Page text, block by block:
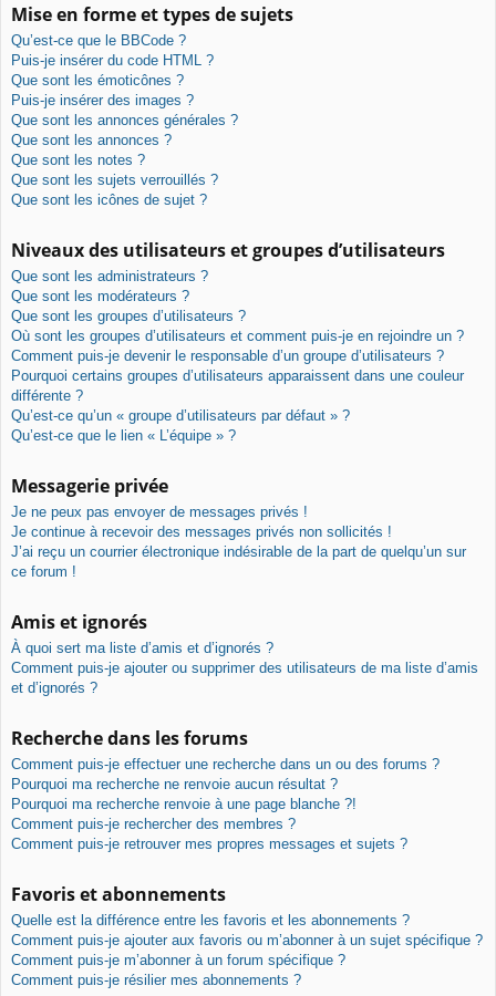
Mise en forme et types de sujets
Qu’est-ce que le BBCode ?
Puis-je insérer du code HTML ?
Que sont les émoticônes ?
Puis-je insérer des images ?
Que sont les annonces générales ?
Que sont les annonces ?
Que sont les notes ?
Que sont les sujets verrouillés ?
Que sont les icônes de sujet ?
Niveaux des utilisateurs et groupes d’utilisateurs
Que sont les administrateurs ?
Que sont les modérateurs ?
Que sont les groupes d’utilisateurs ?
Où sont les groupes d’utilisateurs et comment puis-je en rejoindre un ?
Comment puis-je devenir le responsable d’un groupe d’utilisateurs ?
Pourquoi certains groupes d’utilisateurs apparaissent dans une couleur
différente ?
Qu’est-ce qu’un « groupe d’utilisateurs par défaut » ?
Qu’est-ce que le lien « L’équipe » ?
Messagerie privée
Je ne peux pas envoyer de messages privés !
Je continue à recevoir des messages privés non sollicités !
J’ai reçu un courrier électronique indésirable de la part de quelqu’un sur
ce forum !
Amis et ignorés
À quoi sert ma liste d’amis et d’ignorés ?
Comment puis-je ajouter ou supprimer des utilisateurs de ma liste d’amis
et d’ignorés ?
Recherche dans les forums
Comment puis-je effectuer une recherche dans un ou des forums ?
Pourquoi ma recherche ne renvoie aucun résultat ?
Pourquoi ma recherche renvoie à une page blanche ?!
Comment puis-je rechercher des membres ?
Comment puis-je retrouver mes propres messages et sujets ?
Favoris et abonnements
Quelle est la différence entre les favoris et les abonnements ?
Comment puis-je ajouter aux favoris ou m’abonner à un sujet spécifique ?
Comment puis-je m’abonner à un forum spécifique ?
Comment puis-je résilier mes abonnements ?